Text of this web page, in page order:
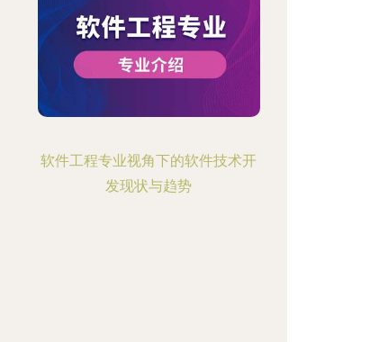
软件工程专业视角下的软件技术开
发现状与趋势